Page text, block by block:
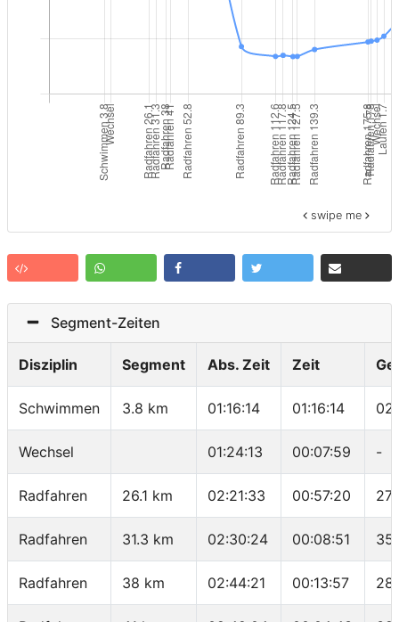
swipe me
Segment-Zeiten
Disziplin Segment Abs. Zeit Zeit
Schwimmen 3.8 km 01:16:14 01:16:14
Wechsel 01:24:13 00:07:59 -
Radfahren 26.1 km 02:21:33 00:57:20
Radfahren 31.3 km 02:30:24 00:08:51
Radfahren 38 km 02:44:21 00:13:57